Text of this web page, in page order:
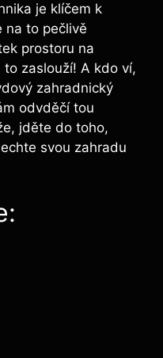
je klíčem k
na to pečlivě
prostoru na
zaslouží! A kdo ví,
zahradnický
odvděčí tou
jděte do toho,
svou zahradu